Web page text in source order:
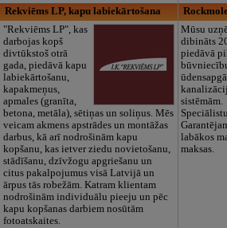
Rekviēms LP, kapu labiekārtošana
"Rekviēms LP", kas
darbojas kopš
divtūkstoš otrā
gada, piedāvā kapu
labiekārtošanu,
kapakmeņus,
apmales (granīta,
betona, metāla), sētiņas un soliņus. Mēs
veicam akmens apstrādes un montāžas
darbus, kā arī nodrošinām kapu
kopšanu, kas ietver ziedu novietošanu,
stādīšanu, dzīvžogu apgriešanu un
citus pakalpojumus visā Latvijā un
ārpus tās robežām. Katram klientam
nodrošinām individuālu pieeju un pēc
kapu kopšanas darbiem nosūtām
fotoatskaites.
Mūsu
dibināts
piedāvā
sistēmām.
labākos
maksas.